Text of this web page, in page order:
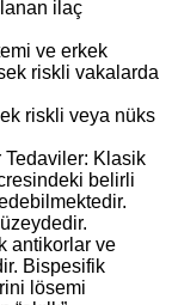
ilaç
ve erkek
riskli vakalarda
riskli veya nüks
Tedaviler: Klasik
belirli
antikorlar ve
Bispesifik
lösemi